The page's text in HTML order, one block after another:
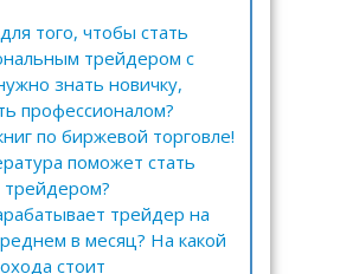
того, чтобы стать
трейдером с
знать новичку,
профессионалом?
по биржевой торговле!
поможет стать
трейдер на
в месяц? На какой
стоит